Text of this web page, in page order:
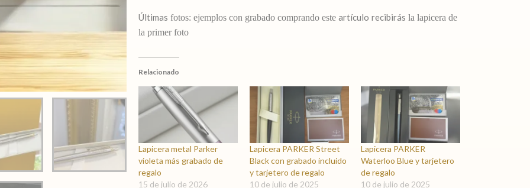
Últimas fotos: ejemplos con grabado comprando este artículo recibirás la lapicera de
la primer foto
Relacionado
Lapicera metal Parker
violeta más grabado de
regalo
15 de julio de 2026
Lapicera PARKER Street
Black con grabado incluido
y tarjetero de regalo
10 de julio de 2025
Lapicera PARKER
Waterloo Blue y tarjetero
de regalo
10 de julio de 2025